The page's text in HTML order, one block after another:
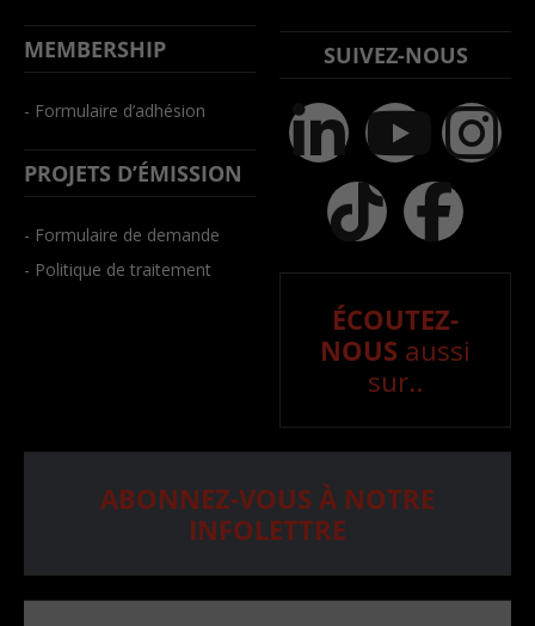
MEMBERSHIP
- Formulaire d’adhésion
PROJETS D’ÉMISSION
- Formulaire de demande
- Politique de traitement
SUIVEZ-NOUS
ÉCOUTEZ-
NOUS aussi
sur..
ABONNEZ-VOUS À NOTRE
INFOLETTRE